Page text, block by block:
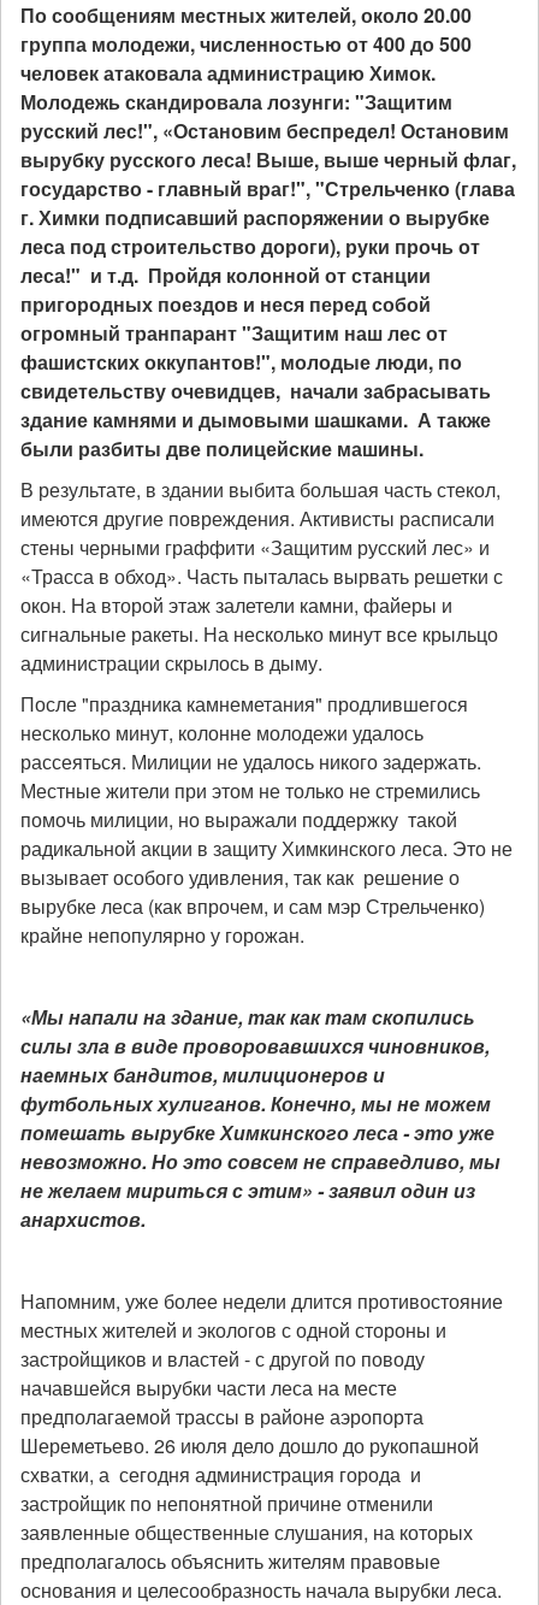
По сообщениям местных жителей, около 20.00
группа молодежи, численностью от 400 до 500
человек атаковала администрацию Химок.
Молодежь скандировала лозунги: "Защитим
русский лес!", «Остановим беспредел! Остановим
вырубку русского леса! Выше, выше черный флаг,
государство - главный враг!", "Стрельченко (глава
г. Химки подписавший распоряжении о вырубке
леса под строительство дороги), руки прочь от
леса!" и т.д. Пройдя колонной от станции
пригородных поездов и неся перед собой
огромный транпарант "Защитим наш лес от
фашистских оккупантов!", молодые люди, по
свидетельству очевидцев, начали забрасывать
здание камнями и дымовыми шашками. А также
были разбиты две полицейские машины.
В результате, в здании выбита большая часть стекол,
имеются другие повреждения. Активисты расписали
стены черными граффити «Защитим русский лес» и
«Трасса в обход». Часть пыталась вырвать решетки с
окон. На второй этаж залетели камни, файеры и
сигнальные ракеты. На несколько минут все крыльцо
администрации скрылось в дыму.
После "праздника камнеметания" продлившегося
несколько минут, колонне молодежи удалось
рассеяться. Милиции не удалось никого задержать.
Местные жители при этом не только не стремились
помочь милиции, но выражали поддержку такой
радикальной акции в защиту Химкинского леса. Это не
вызывает особого удивления, так как решение о
вырубке леса (как впрочем, и сам мэр Стрельченко)
крайне непопулярно у горожан.
«Мы напали на здание, так как там скопились
силы зла в виде проворовавшихся чиновников,
наемных бандитов, милиционеров и
футбольных хулиганов. Конечно, мы не можем
помешать вырубке Химкинского леса - это уже
невозможно. Но это совсем не справедливо, мы
не желаем мириться с этим» - заявил один из
анархистов.
Напомним, уже более недели длится противостояние
местных жителей и экологов с одной стороны и
застройщиков и властей - с другой по поводу
начавшейся вырубки части леса на месте
предполагаемой трассы в районе аэропорта
Шереметьево. 26 июля дело дошло до рукопашной
схватки, а сегодня администрация города и
застройщик по непонятной причине отменили
заявленные общественные слушания, на которых
предполагалось объяснить жителям правовые
основания и целесообразность начала вырубки леса.